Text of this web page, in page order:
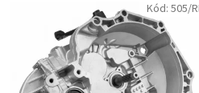
Kód: 505/